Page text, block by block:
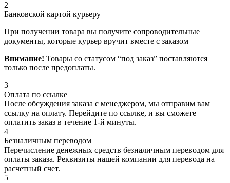
2
Банковской картой курьеру
При получении товара вы получите сопроводительные
документы, которые курьер вручит вместе с заказом
Внимание! Товары со статусом “под заказ” поставляются
только после предоплаты.
3
Оплата по ссылке
После обсуждения заказа с менеджером, мы отправим вам
ссылку на оплату. Перейдите по ссылке, и вы сможете
оплатить заказ в течение 1-й минуты.
4
Безналичным переводом
Перечисление денежных средств безналичным переводом для
оплаты заказа. Реквизиты нашей компании для перевода на
расчетный счет.
5